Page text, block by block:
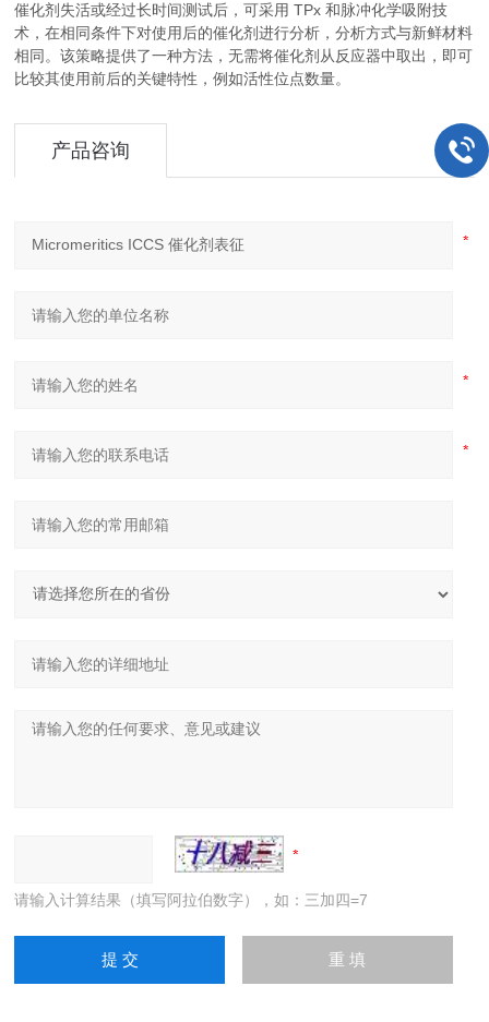
催化剂失活或经过长时间测试后，可采用 TPx 和脉冲化学吸附技
术，在相同条件下对使用后的催化剂进行分析，分析方式与新鲜材料
相同。该策略提供了一种方法，无需将催化剂从反应器中取出，即可
比较其使用前后的关键特性，例如活性位点数量。
产品咨询
请输入计算结果（填写阿拉伯数字），如：三加四=7